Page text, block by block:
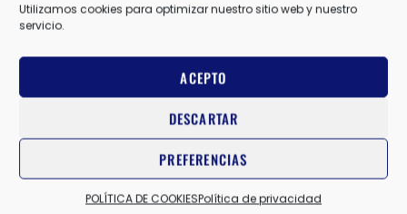
Utilizamos cookies para optimizar nuestro sitio web y nuestro
servicio.
ACEPTO
DESCARTAR
PREFERENCIAS
POLÍTICA DE COOKIESPolítica de privacidad
Productos relacionados